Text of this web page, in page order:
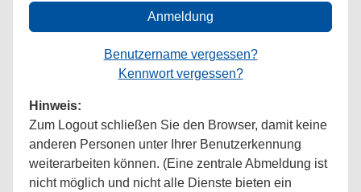
Anmeldung
Benutzername vergessen?
Kennwort vergessen?
Hinweis:
Zum Logout schließen Sie den Browser, damit keine
anderen Personen unter Ihrer Benutzerkennung
weiterarbeiten können. (Eine zentrale Abmeldung ist
nicht möglich und nicht alle Dienste bieten ein